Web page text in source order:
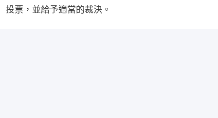
投票，並給予適當的裁決。